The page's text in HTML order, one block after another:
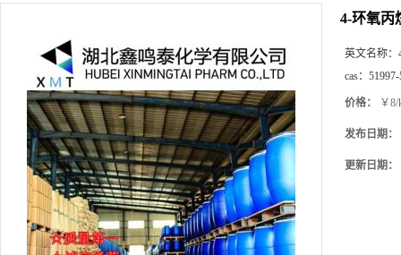
4-环氧丙
英文名称：
cas：
价格： ￥8/
发布日期：
更新日期：